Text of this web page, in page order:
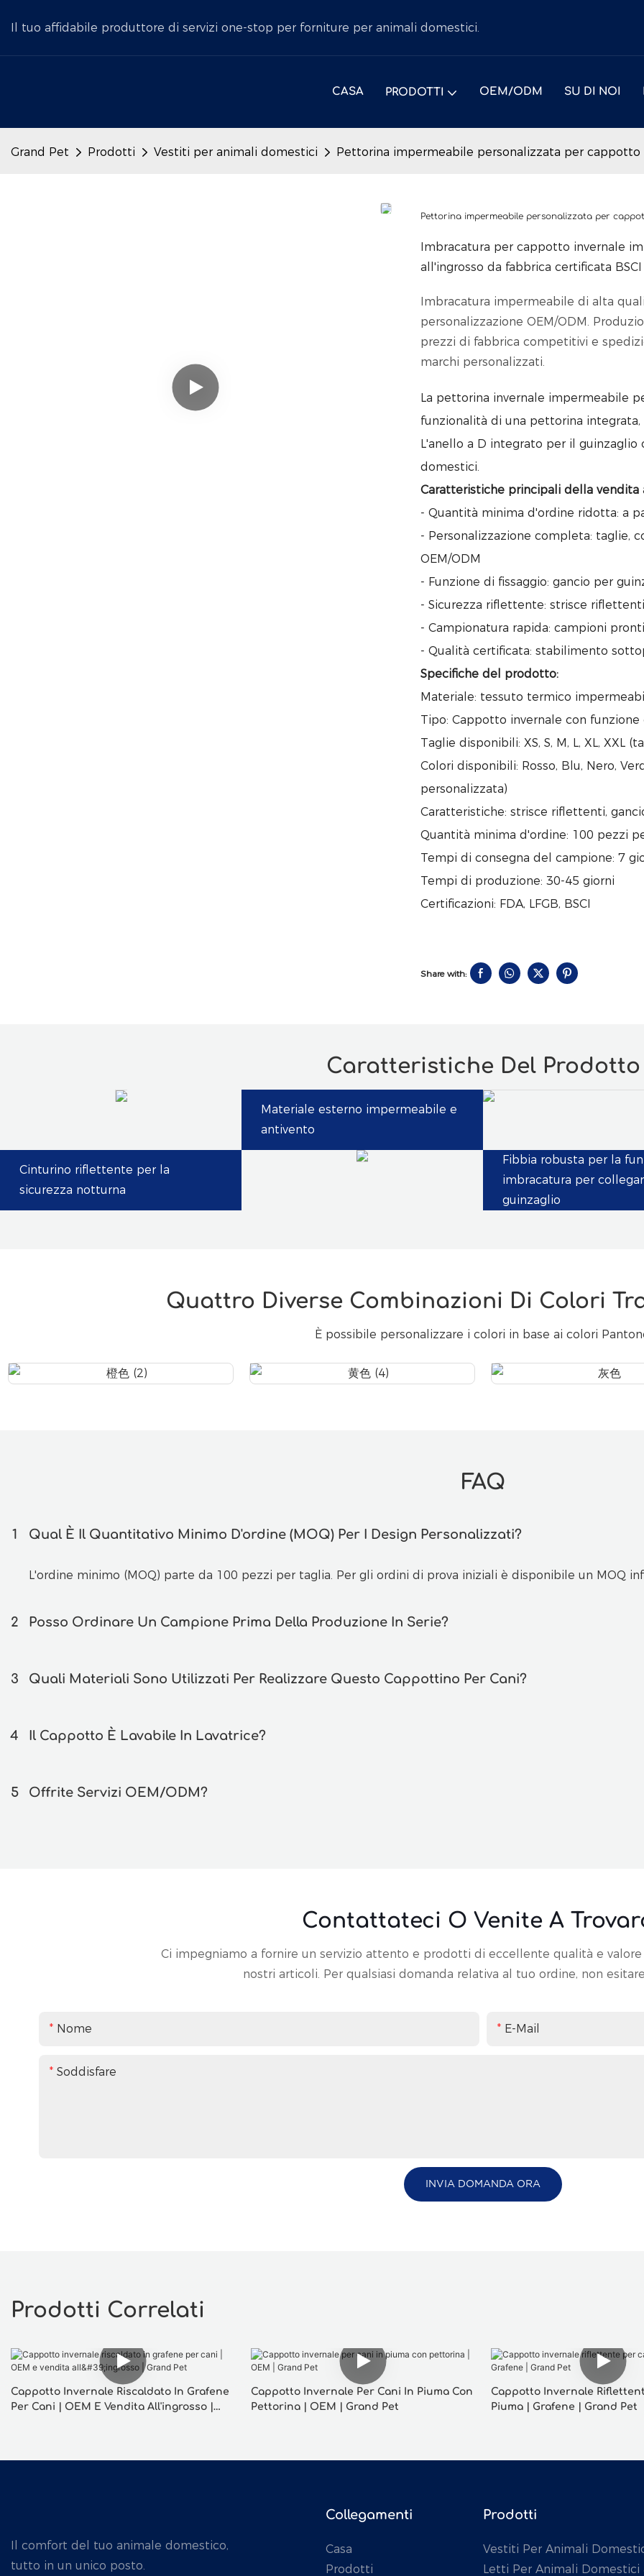
Il tuo affidabile produttore di servizi one-stop per forniture per animali domestici.
CASA PRODOTTI OEM/ODM SU DI NOI
Grand Pet Prodotti Vestiti per animali domestici Pettorina impermeabile personalizzata per cappotto
Pettorina impermeabile personalizzata per
Imbracatura per cappotto invernale
all'ingrosso da fabbrica certificata BSCI
Imbracatura impermeabile di alta
personalizzazione OEM/ODM.
prezzi di fabbrica competitivi e
marchi personalizzati.
La pettorina invernale impermeabile
funzionalità di una pettorina
L'anello a D integrato per il
domestici.
Caratteristiche principali della vendita
- Quantità minima d'ordine ridotta: a
- Personalizzazione completa: taglie,
OEM/ODM
- Funzione di fissaggio: gancio per
- Sicurezza riflettente: strisce
- Campionatura rapida: campioni
- Qualità certificata: stabilimento
Specifiche del prodotto:
Materiale: tessuto termico
Tipo: Cappotto invernale con
Taglie disponibili: XS, S, M, L, XL, XXL
Colori disponibili: Rosso, Blu, Nero,
personalizzata)
Caratteristiche: strisce riflettenti,
Quantità minima d'ordine: 100 pezzi
Tempi di consegna del campione: 7
Tempi di produzione: 30-45 giorni
Certificazioni: FDA, LFGB, BSCI
Share with:
Caratteristiche Del Prodotto
Materiale esterno impermeabile e
antivento
Cinturino riflettente per la
sicurezza notturna
Fibbia robusta per la
imbracatura per
guinzaglio
Quattro Diverse Combinazioni Di Colori
È possibile personalizzare i colori in base ai colori
FAQ
1 Qual È Il Quantitativo Minimo D'ordine (MOQ) Per I Design Personalizzati?
L'ordine minimo (MOQ) parte da 100 pezzi per taglia. Per gli ordini di prova iniziali è disponibile un MOQ
2 Posso Ordinare Un Campione Prima Della Produzione In Serie?
3 Quali Materiali Sono Utilizzati Per Realizzare Questo Cappottino Per Cani?
4 Il Cappotto È Lavabile In Lavatrice?
5 Offrite Servizi OEM/ODM?
Contattateci O Venite A
Ci impegniamo a fornire un servizio attento e prodotti di eccellente qualità e
nostri articoli. Per qualsiasi domanda relativa al tuo ordine, non
Nome E-Mail
Soddisfare
INVIA DOMANDA ORA
Prodotti Correlati
Cappotto Invernale Riscaldato In Grafene
Per Cani | OEM E Vendita All'ingrosso |
Cappotto Invernale Per Cani In Piuma Con
Pettorina | OEM | Grand Pet
Cappotto Invernale
Piuma | Grafene | Grand Pet
Il comfort del tuo animale domestico,
tutto in un unico posto.
Collegamenti
Casa
Prodotti
Prodotti
Vestiti Per Animali
Letti Per Animali